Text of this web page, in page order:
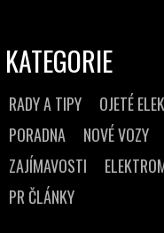
KATEGORIE
RADY A TIPY OJETÉ
PORADNA
NOVÉ VOZY
ZAJÍMAVOSTI
PR ČLÁNKY